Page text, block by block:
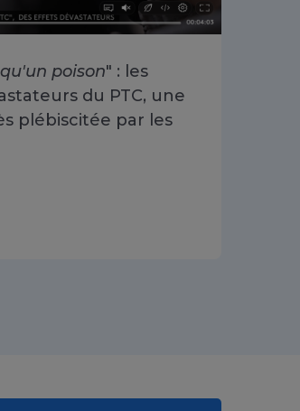
poison" : les
du PTC, une
plébiscitée par les